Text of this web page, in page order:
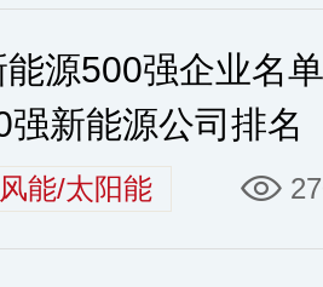
源500强企业名
新能源公司排名
能/太阳能